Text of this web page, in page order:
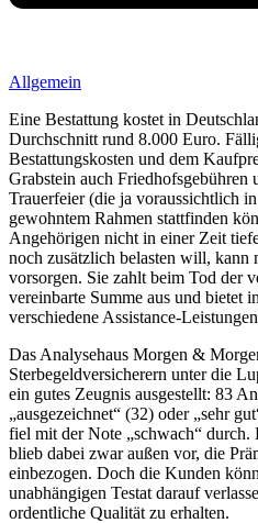
Allgemein
Eine Bestattung kostet in
Durchschnitt rund 8.000 Euro.
Bestattungskosten und dem
Grabstein auch Friedhofsgebühren
Trauerfeier (die ja voraussichtlich
gewohntem Rahmen stattfinden
Angehörigen nicht in einer Zeit
noch zusätzlich belasten will, kann
vorsorgen. Sie zahlt beim Tod der
vereinbarte Summe aus und bietet
verschiedene Assistance-
Das Analysehaus Morgen &
Sterbegeldversicherern unter die
ein gutes Zeugnis ausgestellt: 83
„ausgezeichnet“ (32) oder „sehr
fiel mit der Note „schwach“ durch.
blieb dabei zwar außen vor, die
einbezogen. Doch die Kunden
unabhängigen Testat darauf
ordentliche Qualität zu erhalten.